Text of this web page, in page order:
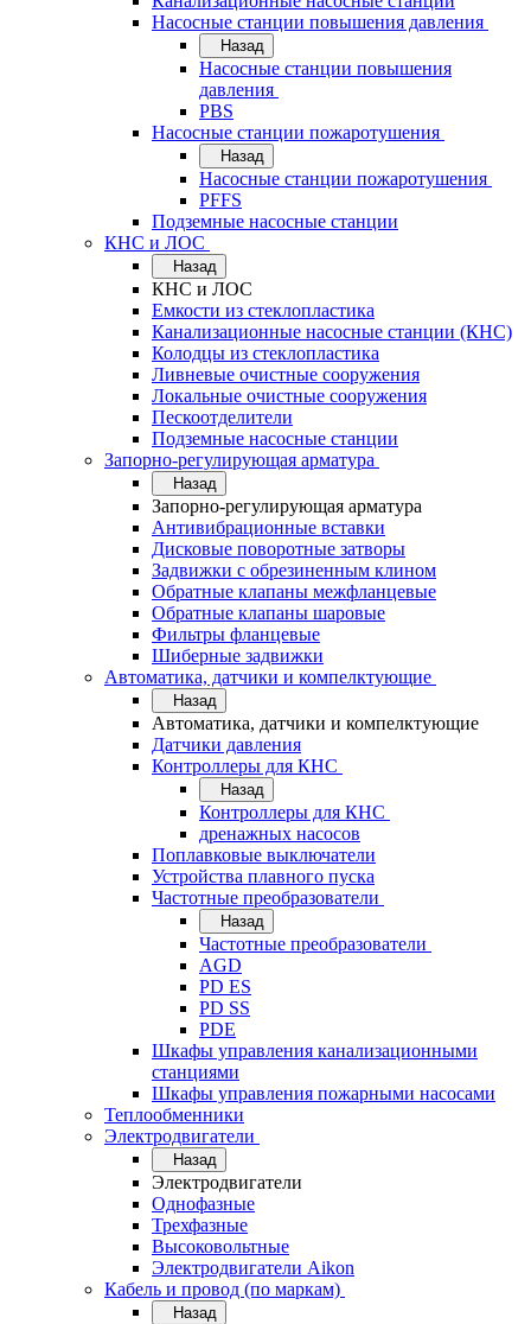
Насосные станции повышения давления
Назад
Насосные станции повышения
давления
PBS
Насосные станции пожаротушения
Назад
Насосные станции пожаротушения
PFFS
Подземные насосные станции
КНС и ЛОС
Назад
КНС и ЛОС
Емкости из стеклопластика
Канализационные насосные станции (КНС)
Колодцы из стеклопластика
Ливневые очистные сооружения
Локальные очистные сооружения
Пескоотделители
Подземные насосные станции
Запорно-регулирующая арматура
Назад
Запорно-регулирующая арматура
Антивибрационные вставки
Дисковые поворотные затворы
Задвижки с обрезиненным клином
Обратные клапаны межфланцевые
Обратные клапаны шаровые
Фильтры фланцевые
Шиберные задвижки
Автоматика, датчики и компелктующие
Назад
Автоматика, датчики и компелктующие
Датчики давления
Контроллеры для КНС
Назад
Контроллеры для КНС
дренажных насосов
Поплавковые выключатели
Устройства плавного пуска
Частотные преобразователи
Назад
Частотные преобразователи
AGD
PD ES
PD SS
PDE
Шкафы управления канализационными
станциями
Шкафы управления пожарными насосами
Теплообменники
Электродвигатели
Назад
Электродвигатели
Однофазные
Трехфазные
Высоковольтные
Электродвигатели Aikon
Кабель и провод (по маркам)
Назад